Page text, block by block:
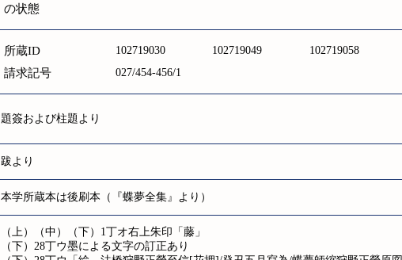
の状態
所蔵ID 102719030 102719049 102719058
請求記号 027/454-456/1
題簽および柱題より
跋より
本学所蔵本は後刷本（『蝶夢全集』より）
（上）（中）（下）1丁オ右上朱印「藤」
（下）28丁ウ墨による文字の訂正あり